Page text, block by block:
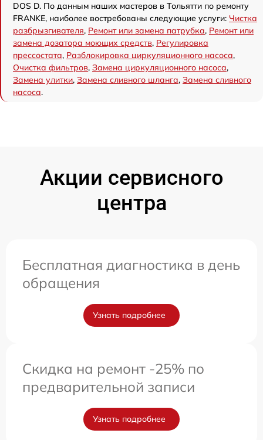
DOS D. По данным наших мастеров в Тольятти по ремонту
FRANKE, наиболее востребованы следующие услуги: Чистка
разбрызгивателя, Ремонт или замена патрубка, Ремонт или
замена дозатора моющих средств, Регулировка
прессостата, Разблокировка циркуляционного насоса,
Очистка фильтров, Замена циркуляционного насоса,
Замена улитки, Замена сливного шланга, Замена сливного
насоса.
Акции сервисного
центра
Бесплатная диагностика в день
обращения
Узнать подробнее
Скидка на ремонт -25% по
предварительной записи
Узнать подробнее